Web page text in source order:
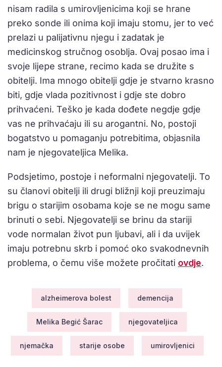
nisam radila s umirovljenicima koji se hrane
preko sonde ili onima koji imaju stomu, jer to već
prelazi u palijativnu njegu i zadatak je
medicinskog stručnog osoblja. Ovaj posao ima i
svoje lijepe strane, recimo kada se družite s
obitelji. Ima mnogo obitelji gdje je stvarno krasno
biti, gdje vlada pozitivnost i gdje ste dobro
prihvaćeni. Teško je kada dođete negdje gdje
vas ne prihvaćaju ili su arogantni. No, postoji
bogatstvo u pomaganju potrebitima, objasnila
nam je njegovateljica Melika.
Podsjetimo, postoje i neformalni njegovatelji. To
su članovi obitelji ili drugi bližnji koji preuzimaju
brigu o starijim osobama koje se ne mogu same
brinuti o sebi. Njegovatelji se brinu da stariji
vode normalan život pun ljubavi, ali i da uvijek
imaju potrebnu skrb i pomoć oko svakodnevnih
problema, o čemu više možete pročitati ovdje.
alzheimerova bolest demencija
Melika Begić Šarac njegovateljica
njemačka starije osobe umirovljenici